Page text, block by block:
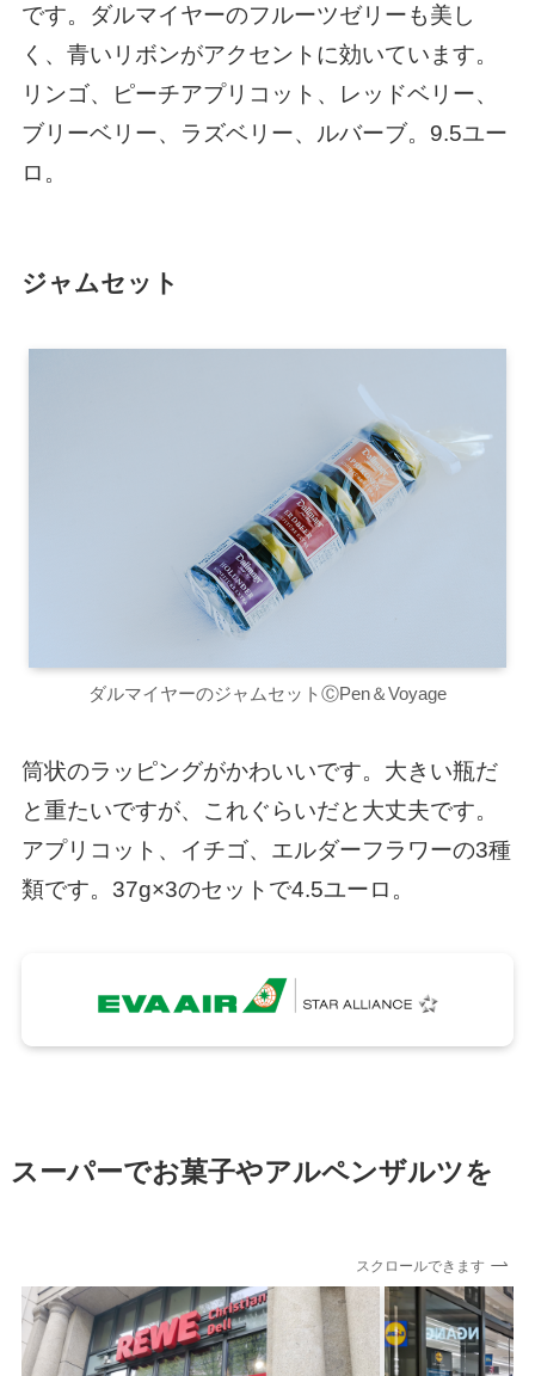
です。ダルマイヤーのフルーツゼリーも美し
く、青いリボンがアクセントに効いています。
リンゴ、ピーチアプリコット、レッドベリー、
ブリーベリー、ラズベリー、ルバーブ。9.5ユー
ロ。
ジャムセット
ダルマイヤーのジャムセットⒸPen＆Voyage
筒状のラッピングがかわいいです。大きい瓶だ
と重たいですが、これぐらいだと大丈夫です。
アプリコット、イチゴ、エルダーフラワーの3種
類です。37g×3のセットで4.5ユーロ。
スーパーでお菓子やアルペンザルツを
スクロールできます